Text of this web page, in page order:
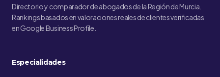
Directorio y comparador de abogados de la Región de Murcia.
Rankings basados en valoraciones reales de clientes verificadas
en Google Business Profile.
Especialidades